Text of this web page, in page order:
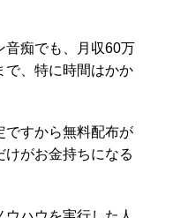
音痴でも、月収60万
で、特に時間はかか
ですから無料配布が
がお金持ちになる